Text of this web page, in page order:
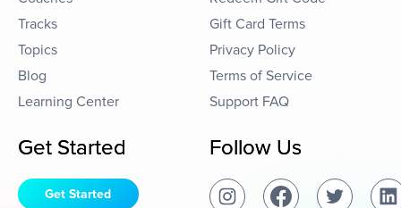
Tracks
Topics
Blog
Learning Center
Gift Card Terms
Privacy Policy
Terms of Service
Support FAQ
Get Started
Get Started
Follow Us